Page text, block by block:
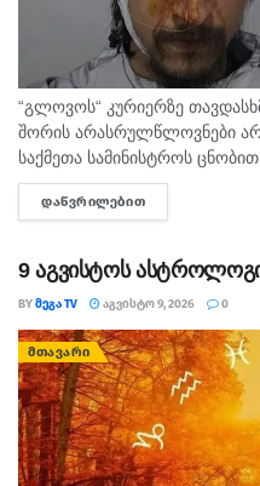
“გლოვოს“ კურიერზე
შორის არასრულწლოვნები
საქმეთა სამინისტროს
პირის დაკავების მიზნით
შინაგან საქმეთა
ᲓᲐᲬᲕᲠᲘᲚᲔᲑᲘᲗ
9 აგვისტოს
BYᲛᲔᲒᲐ TV ᲐᲒᲕᲘᲡᲢᲝ 9, 2026 0
ᲛᲗᲐᲕᲐᲠᲘ